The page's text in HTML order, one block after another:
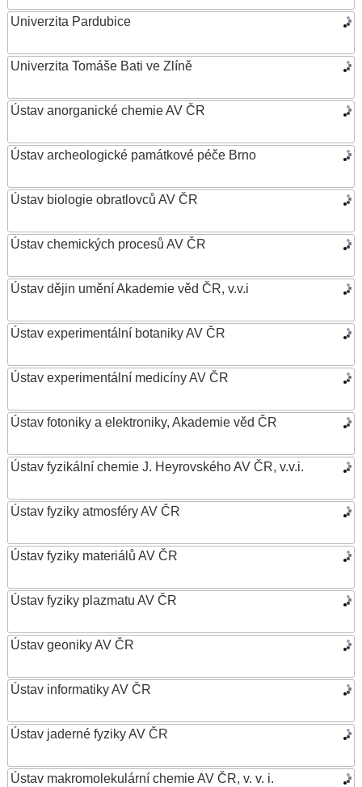
Univerzita Pardubice
Univerzita Tomáše Bati ve Zlíně
Ústav anorganické chemie AV ČR
Ústav archeologické památkové péče Brno
Ústav biologie obratlovců AV ČR
Ústav chemických procesů AV ČR
Ústav dějin umění Akademie věd ČR, v.v.i
Ústav experimentální botaniky AV ČR
Ústav experimentální medicíny AV ČR
Ústav fotoniky a elektroniky, Akademie věd ČR
Ústav fyzikální chemie J. Heyrovského AV ČR, v.v.i.
Ústav fyziky atmosféry AV ČR
Ústav fyziky materiálů AV ČR
Ústav fyziky plazmatu AV ČR
Ústav geoniky AV ČR
Ústav informatiky AV ČR
Ústav jaderné fyziky AV ČR
Ústav makromolekulární chemie AV ČR, v. v. i.